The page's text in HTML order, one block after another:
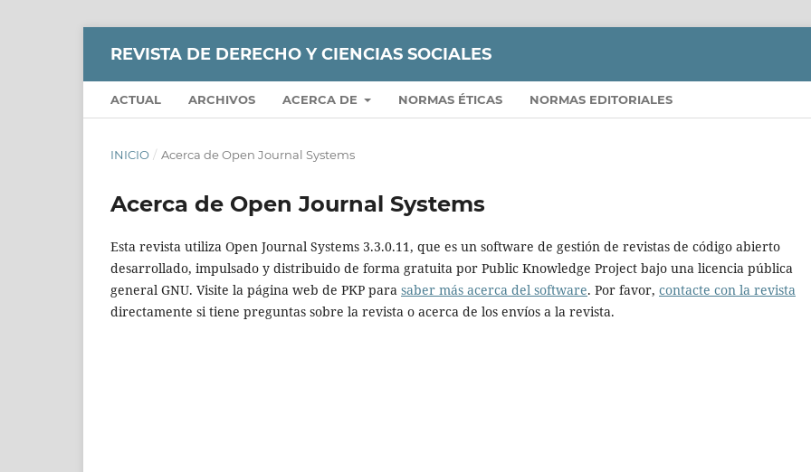
REVISTA DE DERECHO Y CIENCIAS SOCIALES
ACTUAL ARCHIVOS ACERCA DE NORMAS ÉTICAS NORMAS EDITORIALES
INICIO / Acerca de Open Journal Systems
Acerca de Open Journal Systems
Esta revista utiliza Open Journal Systems 3.3.0.11, que es un software de gestión de revistas de código abierto
desarrollado, impulsado y distribuido de forma gratuita por Public Knowledge Project bajo una licencia pública
general GNU. Visite la página web de PKP para saber más acerca del software. Por favor, contacte con la revista
directamente si tiene preguntas sobre la revista o acerca de los envíos a la revista.